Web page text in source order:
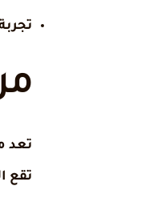
تعد
تقع